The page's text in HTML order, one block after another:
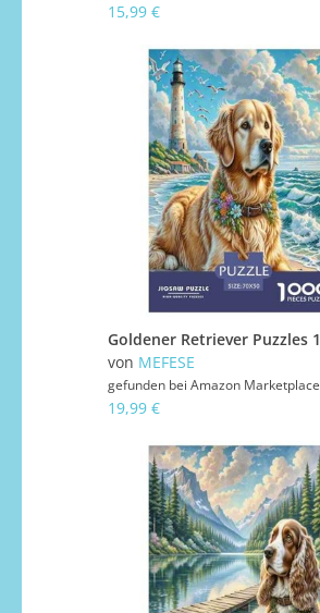
15,99 €
von MEFESE
gefunden bei Amazon Marketplace
19,99 €